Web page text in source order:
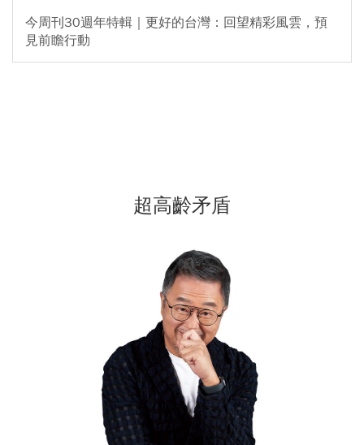
今周刊30週年特輯｜更好的台灣：回望精彩風雲，預
見前瞻行動
超高齡矛盾